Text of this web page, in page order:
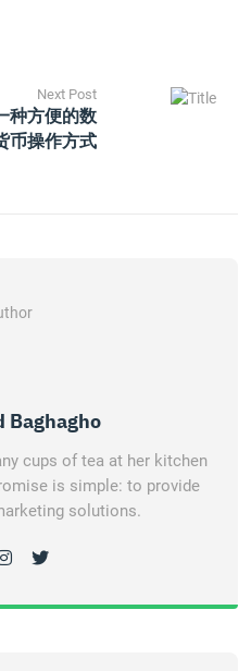
Next Post
种方便的数
币操作方式
Baghagho
cups of tea at her kitchen
is simple: to provide
solutions.